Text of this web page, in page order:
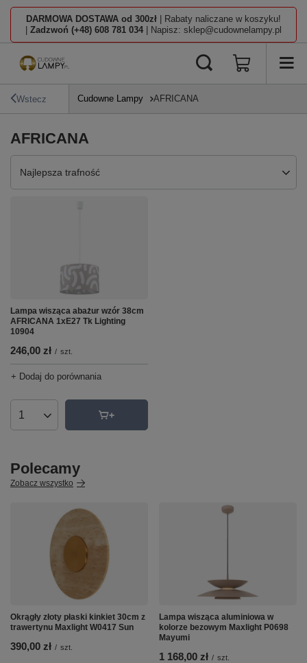
DARMOWA DOSTAWA od 300zł | Rabaty naliczane w koszyku!
Zadzwoń (+48) 608 781 034 | Napisz: sklep@cudownelampy.pl
Wstecz Cudowne Lampy AFRICANA
AFRICANA
Zmień sortowanie
Najlepsza trafność
Lampa wisząca abażur wzór 38cm
AFRICANA 1xE27 Tk Lighting
10904
246,00 zł / szt.
+ Dodaj do porównania
Ilość produktów
Polecamy
Zobacz wszystko
Okrągły złoty płaski kinkiet 30cm z
trawertynu Maxlight W0417 Sun
390,00 zł / szt.
Lampa wisząca aluminiowa w
kolorze bezowym Maxlight P0698
Mayumi
1 168,00 zł / szt.